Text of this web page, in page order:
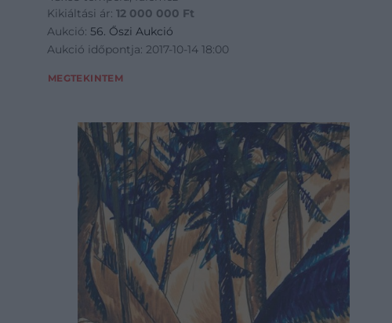
Kikiáltási ár:12 000 000 Ft
Aukció:56. Őszi Aukció
Aukció időpontja: 2017-10-14 18:00
MEGTEKINTEM